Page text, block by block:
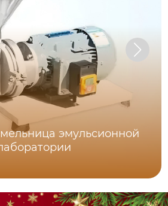
эмульсионной